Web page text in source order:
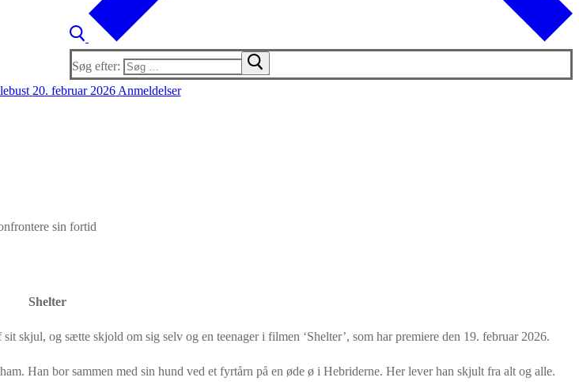
Søg efter:
20. februar 2026Anmeldelser
sin fortid
Shelter
skjul, og sætte skjold om sig selv og en teenager i filmen ‘Shelter’, som har premiere den 19. februar 2026.
Han bor sammen med sin hund ved et fyrtårn på en øde ø i Hebriderne. Her lever han skjult fra alt og alle.